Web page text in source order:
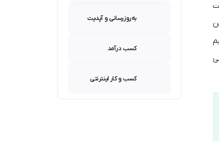
به‌روزرسانی و آپدیت
کسب درآمد
کسب و کار اینترنتی